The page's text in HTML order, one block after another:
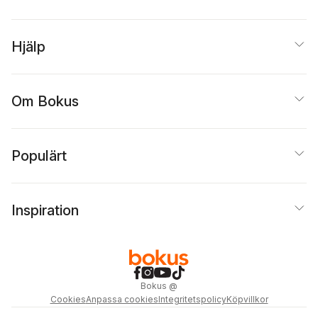
Hjälp
Om Bokus
Populärt
Inspiration
Bokus @
CookiesAnpassa cookiesIntegritetspolicyKöpvillkor